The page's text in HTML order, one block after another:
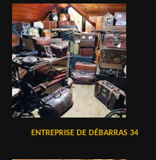
ENTREPRISE DE DÉBARRAS 34